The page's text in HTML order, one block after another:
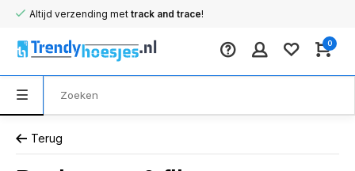
Altijd verzending met track and trace!
0
Terug